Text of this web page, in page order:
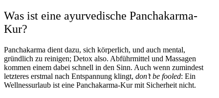
Was ist eine ayurvedische Panchakarma-
Kur?
Panchakarma dient dazu, sich körperlich, und auch mental,
gründlich zu reinigen; Detox also. Abführmittel und Massagen
kommen einem dabei schnell in den Sinn. Auch wenn zumindest
letzteres erstmal nach Entspannung klingt, don’t be fooled: Ein
Wellnessurlaub ist eine Panchakarma-Kur mit Sicherheit nicht.